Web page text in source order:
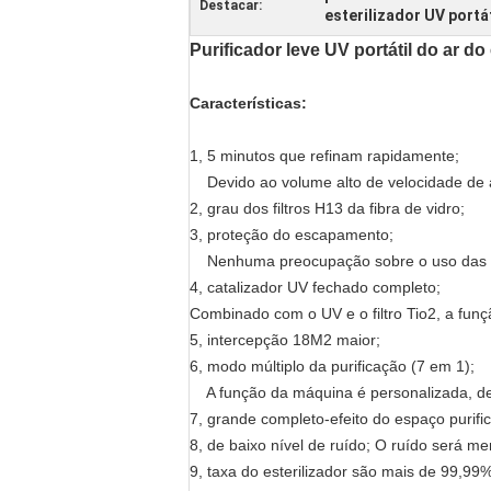
Destacar:
esterilizador UV
Purificador leve UV portátil do ar
Características:
1, 5 minutos que refinam rapidamente;
Devido ao volume alto de velocidade de
2, grau dos filtros H13 da fibra de vidro;
3, proteção do escapamento;
Nenhuma preocupação sobre o uso das
4, catalizador UV fechado completo;
Combinado com o UV e o filtro Tio2, a
5, intercepção 18M2 maior;
6, modo múltiplo da purificação (7 em 1);
A função da máquina é personalizada,
7, grande completo-efeito do espaço
8, de baixo nível de ruído; O ruído será
9, taxa do esterilizador são mais de